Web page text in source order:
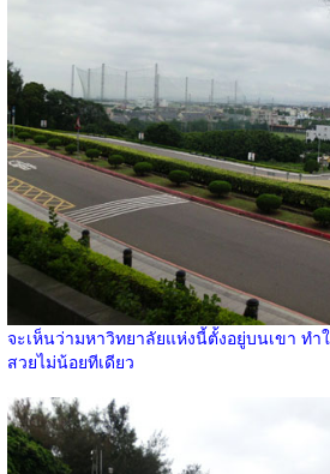
จะเห็นว่ามหาวิทยาลัยแห่งนี้ตั้งอยู่บนเขา ทำ
สวยไม่น้อยทีเดียว